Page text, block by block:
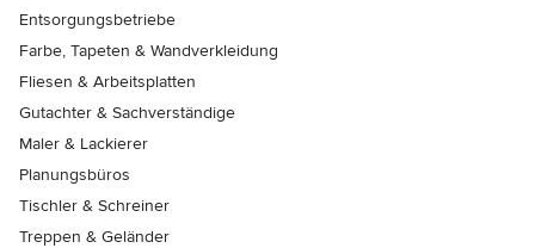
Entsorgungsbetriebe
Farbe, Tapeten & Wandverkleidung
Fliesen & Arbeitsplatten
Gutachter & Sachverständige
Maler & Lackierer
Planungsbüros
Tischler & Schreiner
Treppen & Geländer